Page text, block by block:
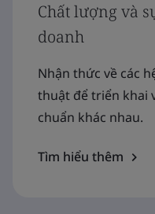
Chất lượng và
doanh
Nhận thức về các
thuật để triển khai
chuẩn khác nhau.
Tìm hiểu thêm